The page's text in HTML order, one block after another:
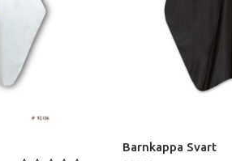
Barnkappa Svart